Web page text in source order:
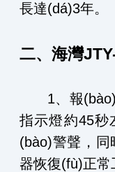
長達(dá)3年。
二、海
1、報(bào)
指示燈約45秒
(bào)警聲，
器恢復(fù)正常